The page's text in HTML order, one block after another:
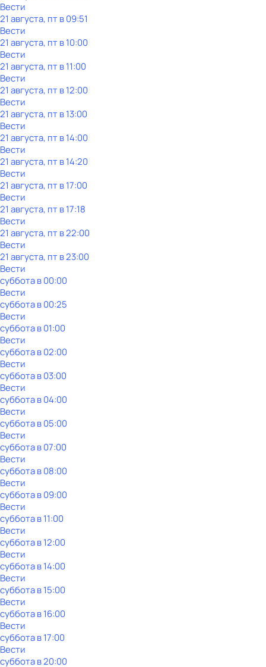
Вести
21 августа, пт в 09:51
Вести
21 августа, пт в 10:00
Вести
21 августа, пт в 11:00
Вести
21 августа, пт в 12:00
Вести
21 августа, пт в 13:00
Вести
21 августа, пт в 14:00
Вести
21 августа, пт в 14:20
Вести
21 августа, пт в 17:00
Вести
21 августа, пт в 17:18
Вести
21 августа, пт в 22:00
Вести
21 августа, пт в 23:00
Вести
субботав00:00
Вести
субботав00:25
Вести
субботав01:00
Вести
субботав02:00
Вести
субботав03:00
Вести
субботав04:00
Вести
субботав05:00
Вести
субботав07:00
Вести
субботав08:00
Вести
субботав09:00
Вести
субботав11:00
Вести
субботав12:00
Вести
субботав14:00
Вести
субботав15:00
Вести
субботав16:00
Вести
субботав17:00
Вести
субботав20:00